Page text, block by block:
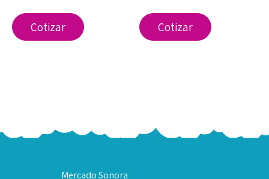
Cotizar Cotizar
Mercado Sonora